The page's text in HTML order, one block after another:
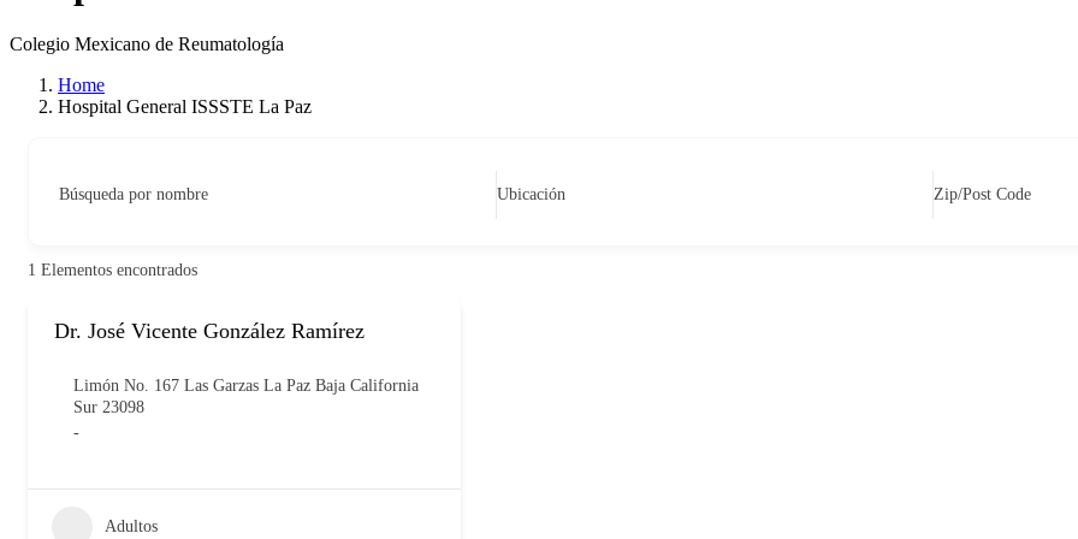
Colegio Mexicano de Reumatología
Home
Hospital General ISSSTE La Paz
Búsqueda por nombre Ubicación Zip/Post Code
1 Elementos encontrados
Dr. José Vicente González Ramírez
Limón No. 167 Las Garzas La Paz Baja California
Sur 23098
-
Adultos